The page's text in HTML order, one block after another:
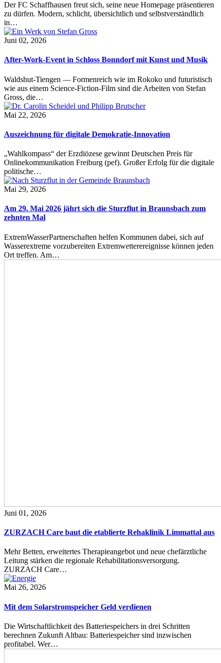
Der FC Schaffhausen freut sich, seine neue Homepage präsentieren
zu dürfen. Modern, schlicht, übersichtlich und selbstverständlich
in…
Juni 02, 2026
After-Work-Event in Schloss Bonndorf mit Kunst und Musik
Waldshut-Tiengen — Formenreich wie im Rokoko und futuristisch
wie aus einem Science-Fiction-Film sind die Arbeiten von Stefan
Gross, die…
Mai 22, 2026
Auszeichnung für digitale Demokratie-Innovation
„Wahlkompass“ der Erzdiözese gewinnt Deutschen Preis für
Onlinekommunikation Freiburg (pef). Großer Erfolg für die digitale
politische…
Mai 29, 2026
Am 29. Mai 2026 jährt sich die Sturzflut in Braunsbach zum
zehnten Mal
ExtremWasserPartnerschaften helfen Kommunen dabei, sich auf
Wasserextreme vorzubereiten Extremwetterereignisse können jeden
Ort treffen. Am…
Juni 01, 2026
ZURZACH Care baut die etablierte Rehaklinik Limmattal aus
Mehr Betten, erweitertes Therapieangebot und neue chefärztliche
Leitung stärken die regionale Rehabilitationsversorgung.
ZURZACH Care…
Mai 26, 2026
Mit dem Solarstromspeicher Geld verdienen
Die Wirtschaftlichkeit des Batteriespeichers in drei Schritten
berechnen Zukunft Altbau: Batteriespeicher sind inzwischen
profitabel. Wer…